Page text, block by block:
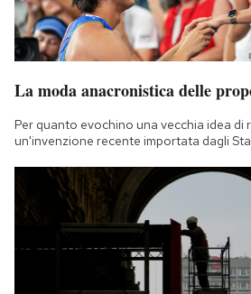
La moda anacronistica delle
Per quanto evochino una vecchia idea di
un'invenzione recente importata dagli